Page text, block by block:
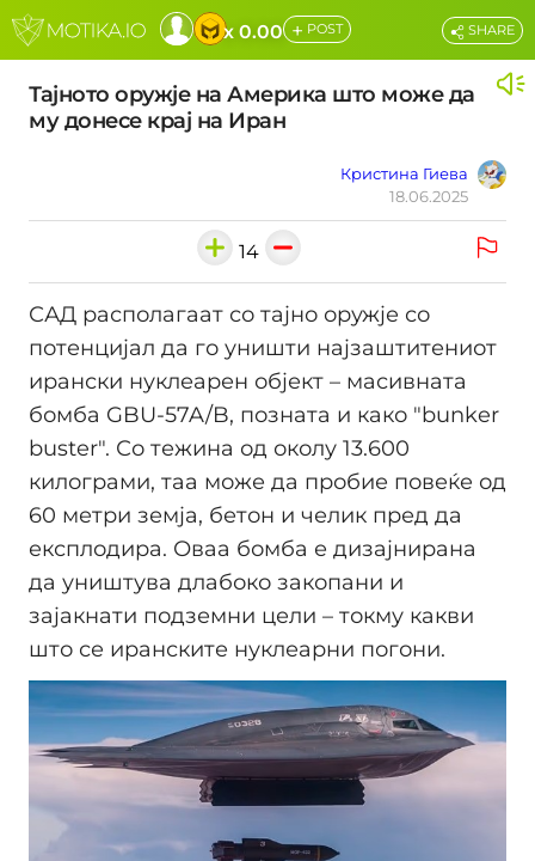
x 0.00 + POST
Тајното оружје на Америка што може да
му донесе крај на Иран
Кристина Гиева
18.06.2025
SHARE
14
САД располагаат со тајно оружје со
потенцијал да го уништи најзаштитениот
ирански нуклеарен објект – масивната
бомба GBU-57A/B, позната и како "bunker
buster". Со тежина од околу 13.600
килограми, таа може да пробие повеќе од
60 метри земја, бетон и челик пред да
експлодира. Оваа бомба е дизајнирана
да уништува длабоко закопани и
зајакнати подземни цели – токму какви
што се иранските нуклеарни погони.